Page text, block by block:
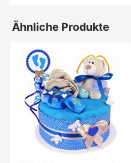
Ähnliche Produkte